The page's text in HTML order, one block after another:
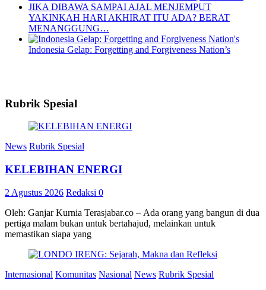
YAKINKAH HARI AKHIRAT ITU ADA? BERAT
MENANGGUNG…
Indonesia Gelap: Forgetting and Forgiveness Nation’s
Rubrik Spesial
News Rubrik Spesial
KELEBIHAN ENERGI
2 Agustus 2026 Redaksi 0
Oleh: Ganjar Kurnia Terasjabar.co – Ada orang yang bangun di dua
pertiga malam bukan untuk bertahajud, melainkan untuk
memastikan siapa yang
Internasional Komunitas Nasional News Rubrik Spesial